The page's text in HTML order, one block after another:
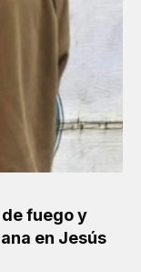
fuego y
en Jesús